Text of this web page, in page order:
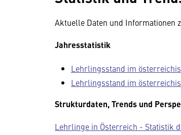
Aktuelle Daten und Informationen
Jahresstatistik
Lehrlingsstand im
Lehrlingsstand im
Strukturdaten, Trends und
Lehrlinge in Österreich - Statistik